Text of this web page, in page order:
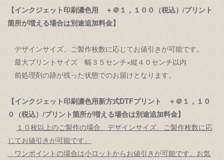
【インクジェット印刷濃色用 ＋＠１，１００（税込）/プリント
箇所が増える場合は別途追加料金】
デザインサイズ、ご製作枚数に応じてお値引きが可能です。
最大プリントサイズ 幅３５センチ×縦４０センチ以内
前処理剤の跡が残った状態でのお届けとなります。
【インクジェット印刷濃色用新方式DTFプリント ＋＠１，１０
０（税込）/プリント箇所が増える場合は別途追加料金】
１０枚以上のご製作の場合、デザインサイズ、ご製作枚数に応
じてお値引きが可能です。
ワンポイントの場合は小ロットからお値引きが可能です。お気